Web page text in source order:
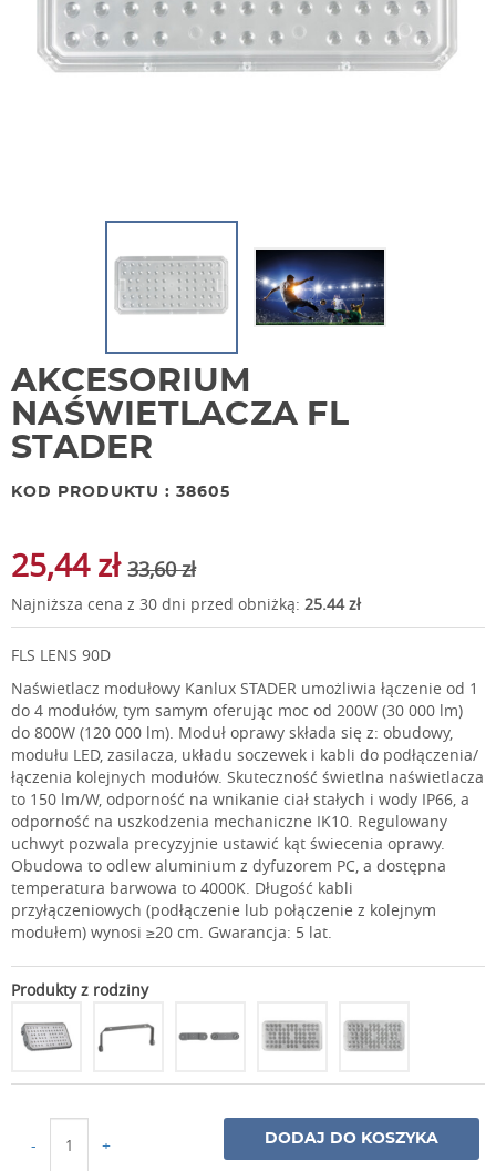
AKCESORIUM
NAŚWIETLACZA FL
STADER
KOD PRODUKTU : 38605
25,44 zł 33,60 zł
Najniższa cena z 30 dni przed obniżką: 25.44 zł
FLS LENS 90D
Naświetlacz modułowy Kanlux STADER umożliwia łączenie od 1
do 4 modułów, tym samym oferując moc od 200W (30 000 lm)
do 800W (120 000 lm). Moduł oprawy składa się z: obudowy,
modułu LED, zasilacza, układu soczewek i kabli do podłączenia/
łączenia kolejnych modułów. Skuteczność świetlna naświetlacza
to 150 lm/W, odporność na wnikanie ciał stałych i wody IP66, a
odporność na uszkodzenia mechaniczne IK10. Regulowany
uchwyt pozwala precyzyjnie ustawić kąt świecenia oprawy.
Obudowa to odlew aluminium z dyfuzorem PC, a dostępna
temperatura barwowa to 4000K. Długość kabli
przyłączeniowych (podłączenie lub połączenie z kolejnym
modułem) wynosi ≥20 cm. Gwarancja: 5 lat.
Produkty z rodziny
- + DODAJ DO KOSZYKA